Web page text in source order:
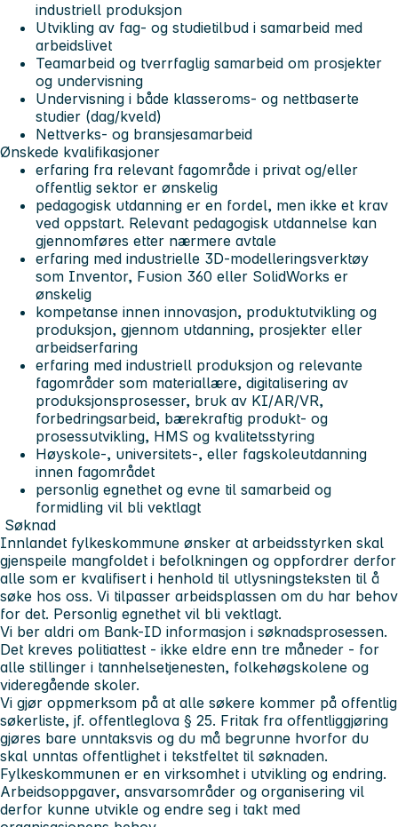
industriell produksjon
Utvikling av fag- og studietilbud i samarbeid med
arbeidslivet
Teamarbeid og tverrfaglig samarbeid om prosjekter
og undervisning
Undervisning i både klasseroms- og nettbaserte
studier (dag/kveld)
Nettverks- og bransjesamarbeid
Ønskede kvalifikasjoner
erfaring fra relevant fagområde i privat og/eller
offentlig sektor er ønskelig
pedagogisk utdanning er en fordel, men ikke et krav
ved oppstart. Relevant pedagogisk utdannelse kan
gjennomføres etter nærmere avtale
erfaring med industrielle 3D-modelleringsverktøy
som Inventor, Fusion 360 eller SolidWorks er
ønskelig
kompetanse innen innovasjon, produktutvikling og
produksjon, gjennom utdanning, prosjekter eller
arbeidserfaring
erfaring med industriell produksjon og relevante
fagområder som materiallære, digitalisering av
produksjonsprosesser, bruk av KI/AR/VR,
forbedringsarbeid, bærekraftig produkt- og
prosessutvikling, HMS og kvalitetsstyring
Høyskole-, universitets-, eller fagskoleutdanning
innen fagområdet
personlig egnethet og evne til samarbeid og
formidling vil bli vektlagt
Søknad
Innlandet fylkeskommune ønsker at arbeidsstyrken skal
gjenspeile mangfoldet i befolkningen og oppfordrer derfor
alle som er kvalifisert i henhold til utlysningsteksten til å
søke hos oss. Vi tilpasser arbeidsplassen om du har behov
for det. Personlig egnethet vil bli vektlagt.
Vi ber aldri om Bank-ID informasjon i søknadsprosessen.
Det kreves politiattest - ikke eldre enn tre måneder - for
alle stillinger i tannhelsetjenesten, folkehøgskolene og
videregående skoler.
Vi gjør oppmerksom på at alle søkere kommer på offentlig
søkerliste, jf. offentleglova § 25. Fritak fra offentliggjøring
gjøres bare unntaksvis og du må begrunne hvorfor du
skal unntas offentlighet i tekstfeltet til søknaden.
Fylkeskommunen er en virksomhet i utvikling og endring.
Arbeidsoppgaver, ansvarsområder og organisering vil
derfor kunne utvikle og endre seg i takt med